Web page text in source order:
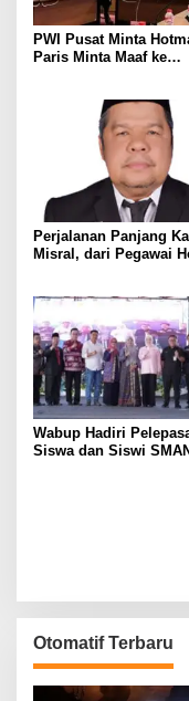
PWI Pusat Minta
Paris Minta Maaf ke
Perjalanan Panjang
Misral, dari Pegawai
Eselon III
Wabup Hadiri
Siswa dan Siswi
Otomatif Terbaru